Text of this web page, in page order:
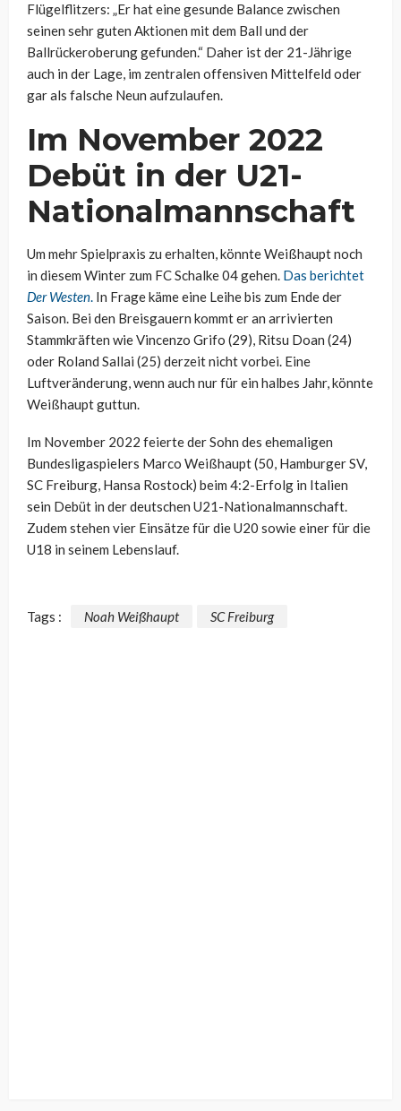
Flügelflitzers: „Er hat eine gesunde Balance zwischen
seinen sehr guten Aktionen mit dem Ball und der
Ballrückeroberung gefunden.“ Daher ist der 21-Jährige
auch in der Lage, im zentralen offensiven Mittelfeld oder
gar als falsche Neun aufzulaufen.
Im November 2022
Debüt in der U21-
Nationalmannschaft
Um mehr Spielpraxis zu erhalten, könnte Weißhaupt noch
in diesem Winter zum FC Schalke 04 gehen. Das berichtet
Der Westen. In Frage käme eine Leihe bis zum Ende der
Saison. Bei den Breisgauern kommt er an arrivierten
Stammkräften wie Vincenzo Grifo (29), Ritsu Doan (24)
oder Roland Sallai (25) derzeit nicht vorbei. Eine
Luftveränderung, wenn auch nur für ein halbes Jahr, könnte
Weißhaupt guttun.
Im November 2022 feierte der Sohn des ehemaligen
Bundesligaspielers Marco Weißhaupt (50, Hamburger SV,
SC Freiburg, Hansa Rostock) beim 4:2-Erfolg in Italien
sein Debüt in der deutschen U21-Nationalmannschaft.
Zudem stehen vier Einsätze für die U20 sowie einer für die
U18 in seinem Lebenslauf.
Tags : Noah Weißhaupt SC Freiburg